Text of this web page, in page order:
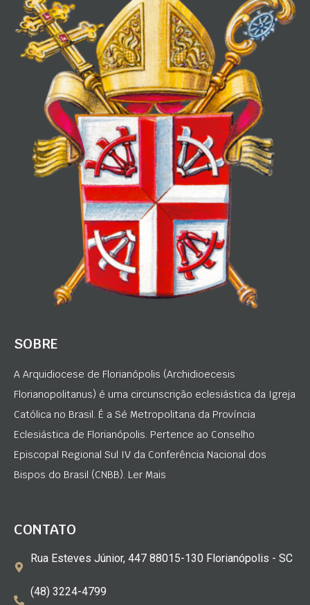
SOBRE
A Arquidiocese de Florianópolis (Archidioecesis
Florianopolitanus) é uma circunscrição eclesiástica da Igreja
Católica no Brasil. É a Sé Metropolitana da Província
Eclesiástica de Florianópolis. Pertence ao Conselho
Episcopal Regional Sul IV da Conferência Nacional dos
Bispos do Brasil (CNBB). Ler Mais
CONTATO
Rua Esteves Júnior, 447 88015-130 Florianópolis - SC
(48) 3224-4799